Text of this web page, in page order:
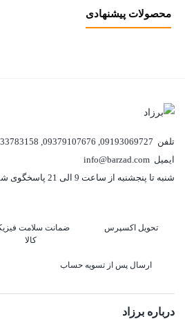
محصولات پیشنهادی
تلفن 09193069727
,
09379107676
,
ایمیل info@barzad.com
شنبه تا پنجشنبه از ساعت 9 الی 21 پاسخگوی شما هستیم.
تحویل اکسپرس
ضمانت سلامت
کالا
ارسال پس از تسویه حساب
درباره برزاد